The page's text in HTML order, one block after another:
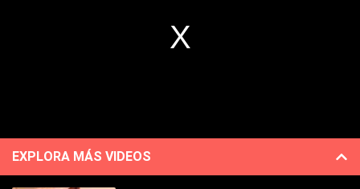
EXPLORA MÁS VIDEOS